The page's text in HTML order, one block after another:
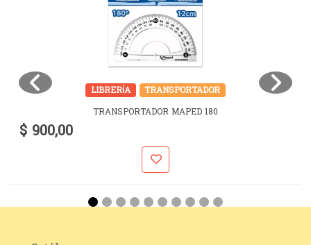
LIBRERÍA
TRANSPORTADOR
TRANSPORTADOR MAPED 180
$ 900,00